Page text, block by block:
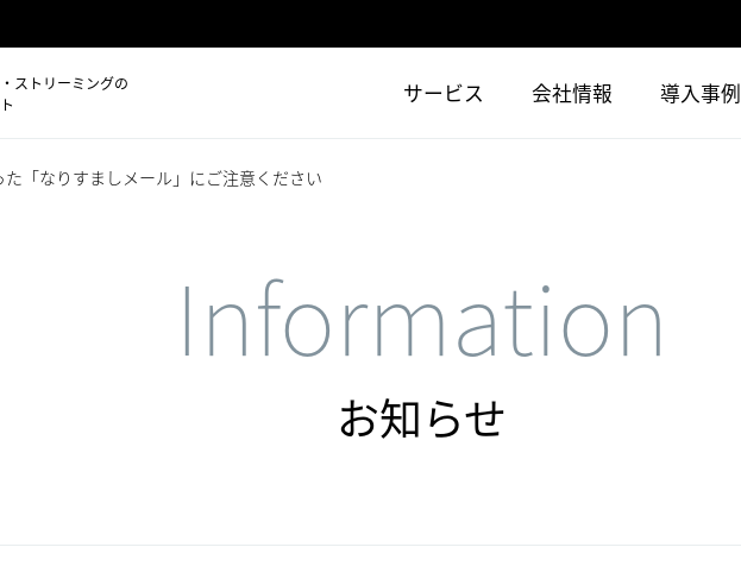
ストリーミングの
サービス 会社情報 導入事例
「なりすましメール」にご注意ください
Information
お知らせ